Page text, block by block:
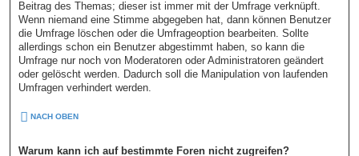
Beitrag des Themas; dieser ist immer mit der Umfrage verknüpft.
Wenn niemand eine Stimme abgegeben hat, dann können Benutzer
die Umfrage löschen oder die Umfrageoption bearbeiten. Sollte
allerdings schon ein Benutzer abgestimmt haben, so kann die
Umfrage nur noch von Moderatoren oder Administratoren geändert
oder gelöscht werden. Dadurch soll die Manipulation von laufenden
Umfragen verhindert werden.
NACH OBEN
Warum kann ich auf bestimmte Foren nicht zugreifen?